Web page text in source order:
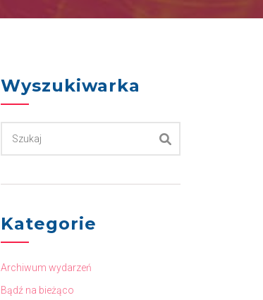
Wyszukiwarka
Kategorie
Archiwum wydarzeń
Bądź na bieżąco